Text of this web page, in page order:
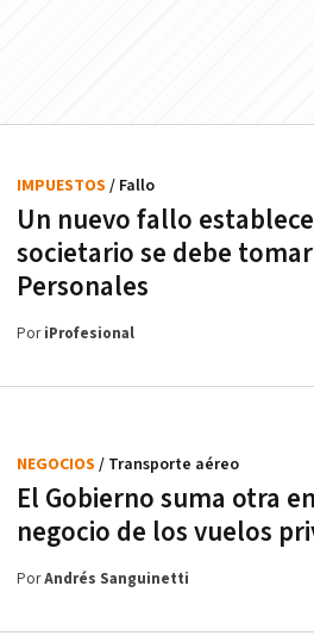
Un nuevo fallo
societario se debe
Personales
IMPUESTOS / Fallo
PoriProfesional
El Gobierno suma otra
negocio de los vuelos
NEGOCIOS / Transporte aéreo
PorAndrés Sanguinetti